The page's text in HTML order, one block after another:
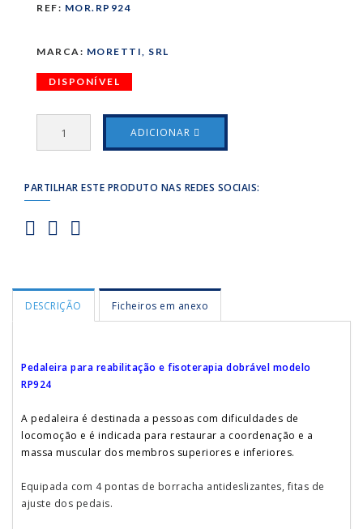
REF: MOR.RP924
MARCA: MORETTI, SRL
DISPONÍVEL
ADICIONAR
PARTILHAR ESTE PRODUTO NAS REDES SOCIAIS:
DESCRIÇÃO Ficheiros em anexo
Pedaleira para reabilitação e fisoterapia dobrável modelo
RP924
A pedaleira é destinada a pessoas com dificuldades de
locomoção e é indicada para restaurar a coordenação e a
massa muscular dos membros superiores e inferiores.
Equipada com 4 pontas de borracha antideslizantes, fitas de
ajuste dos pedais.